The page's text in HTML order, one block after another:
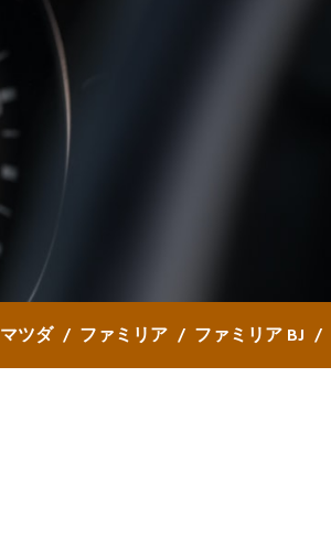
マツダ ファミリア ファミリア BJ